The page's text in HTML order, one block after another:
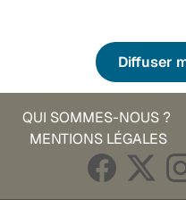
Diffuser
QUI SOMMES-NOUS ?
MENTIONS LÉGALES